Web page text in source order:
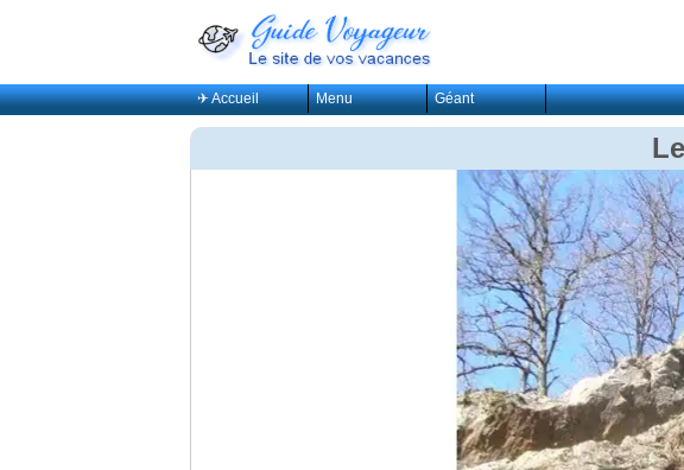
✈ Accueil Menu Géant